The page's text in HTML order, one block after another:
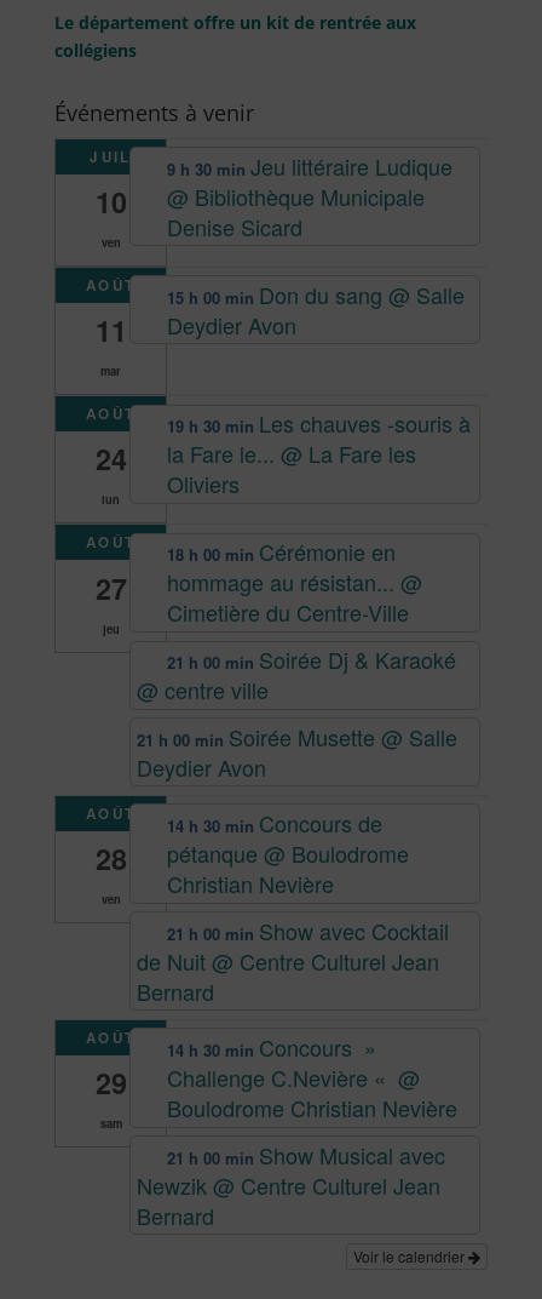
Le département offre un kit de rentrée aux
collégiens
Événements à venir
JUIL
10
ven
9 h 30 minJeu littéraire Ludique
@ Bibliothèque Municipale
Denise Sicard
AOÛT
11
mar
15 h 00 min Don du sang@ Salle
Deydier Avon
AOÛT
24
lun
19 h 30 min Les chauves -souris à
la Fare le...@ La Fare les
Oliviers
AOÛT
27
jeu
18 h 00 min Cérémonie en
hommage au résistan...@
Cimetière du Centre-Ville
21 h 00 min Soirée Dj & Karaoké
@ centre ville
21 h 00 min Soirée Musette@ Salle
Deydier Avon
AOÛT
28
ven
14 h 30 min Concours de
pétanque@ Boulodrome
Christian Nevière
21 h 00 min Show avec Cocktail
de Nuit@ Centre Culturel Jean
Bernard
AOÛT
29
sam
14 h 30 min Concours »
Challenge C.Nevière «@
Boulodrome Christian Nevière
21 h 00 min Show Musical avec
Newzik@ Centre Culturel Jean
Bernard
Voir le calendrier